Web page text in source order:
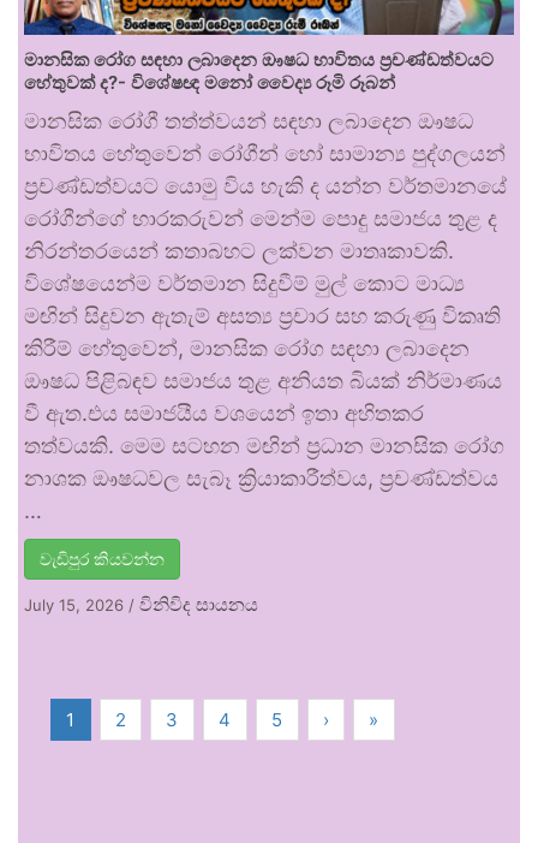
මානසික රෝග සඳහා ලබාදෙන ඖෂධ භාවිතය ප්‍රචණ්ඩත්වයට
හේතුවක් ද?- විශේෂඥ මනෝ වෛද්‍ය රූමි රූබන්
මානසික රෝගී තත්ත්වයන් සඳහා ලබාදෙන ඖෂධ
භාවිතය හේතුවෙන් රෝගීන් හෝ සාමාන්‍ය පුද්ගලයන්
ප්‍රචණ්ඩත්වයට යොමු විය හැකි ද යන්න වර්තමානයේ
රෝගීන්ගේ භාරකරුවන් මෙන්ම පොදු සමාජය තුළ ද
නිරන්තරයෙන් කතාබහට ලක්වන මාතෘකාවකි.
විශේෂයෙන්ම වර්තමාන සිදුවීම් මුල් කොට මාධ්‍ය
මඟින් සිදුවන ඇතැම් අසත්‍ය ප්‍රචාර සහ කරුණු විකෘති
කිරීම් හේතුවෙන්, මානසික රෝග සඳහා ලබාදෙන
ඖෂධ පිළිබඳව සමාජය තුළ අනියත බියක් නිර්මාණය
වී ඇත.එය සමාජයීය වශයෙන් ඉතා අහිතකර
තත්වයකි. මෙම සටහන මඟින් ප්‍රධාන මානසික රෝග
නාශක ඖෂධවල සැබෑ ක්‍රියාකාරීත්වය, ප්‍රචණ්ඩත්වය
…
වැඩිපුර කියවන්න
July 15, 2026 / විනිවිද සායනය
1 2 3 4 5 › »